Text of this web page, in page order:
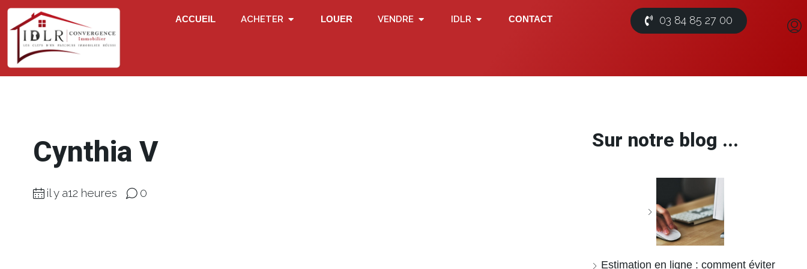
ACCUEIL ACHETER LOUER VENDRE IDLR CONTACT 03 84 85 27 00
Cynthia V
il y a12 heures 0
Sur notre blog ...
Estimation en ligne : comment éviter